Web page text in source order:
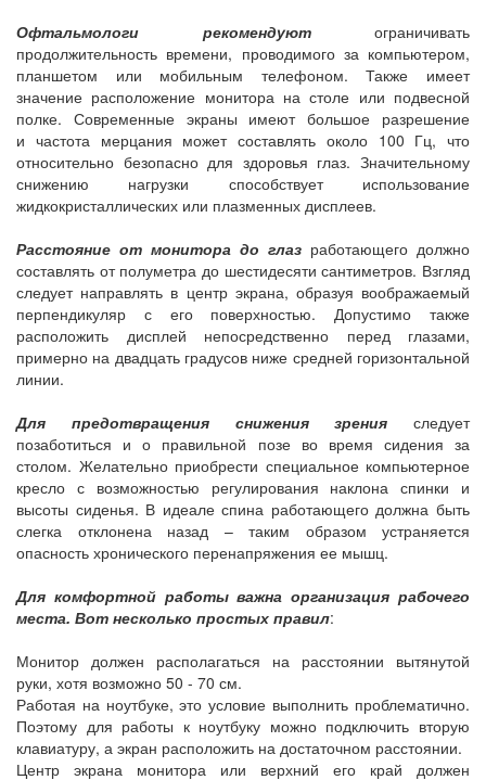
Офтальмологи рекомендуютограничивать
продолжительность времени, проводимого за компьютером,
планшетом или мобильным телефоном. Также имеет
значение расположение монитора на столе или подвесной
полке. Современные экраны имеют большое разрешение
и частота мерцания может составлять около 100 Гц, что
относительно безопасно для здоровья глаз. Значительному
снижению нагрузки способствует использование
жидкокристаллических или плазменных дисплеев.
Расстояние от монитора до глаз работающего должно
составлять от полуметра до шестидесяти сантиметров. Взгляд
следует направлять в центр экрана, образуя воображаемый
перпендикуляр с его поверхностью. Допустимо также
расположить дисплей непосредственно перед глазами,
примерно на двадцать градусов ниже средней горизонтальной
линии.
Для предотвращения снижения зрения следует
позаботиться и о правильной позе во время сидения за
столом. Желательно приобрести специальное компьютерное
кресло с возможностью регулирования наклона спинки и
высоты сиденья. В идеале спина работающего должна быть
слегка отклонена назад – таким образом устраняется
опасность хронического перенапряжения ее мышц.
Для комфортной работы важна организация рабочего
места. Вот несколько простых правил:
Монитор должен располагаться на расстоянии вытянутой
руки, хотя возможно 50 - 70 см.
Работая на ноутбуке, это условие выполнить проблематично.
Поэтому для работы к ноутбуку можно подключить вторую
клавиатуру, а экран расположить на достаточном расстоянии.
Центр экрана монитора или верхний его край должен